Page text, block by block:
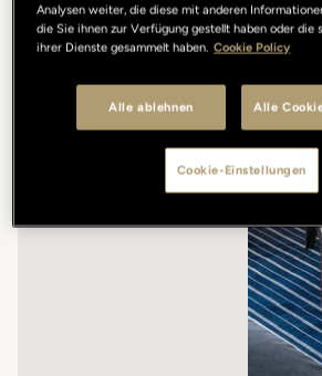
Analysen weiter, die diese mit anderen
die Sie ihnen zur Verfügung gestellt haben oder die
ihrer Dienste gesammelt haben. Cookie Policy
Alle ablehnen Alle
Cookie-Einstellungen